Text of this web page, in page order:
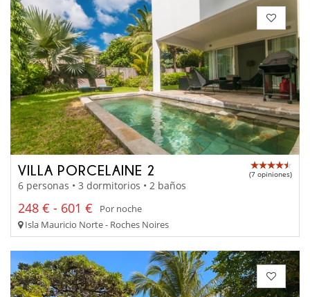
VILLA PORCELAINE 2 (7 opiniones)
6 personas • 3 dormitorios • 2 baños
248 € - 601 €
Por noche
Isla Mauricio Norte - Roches Noires